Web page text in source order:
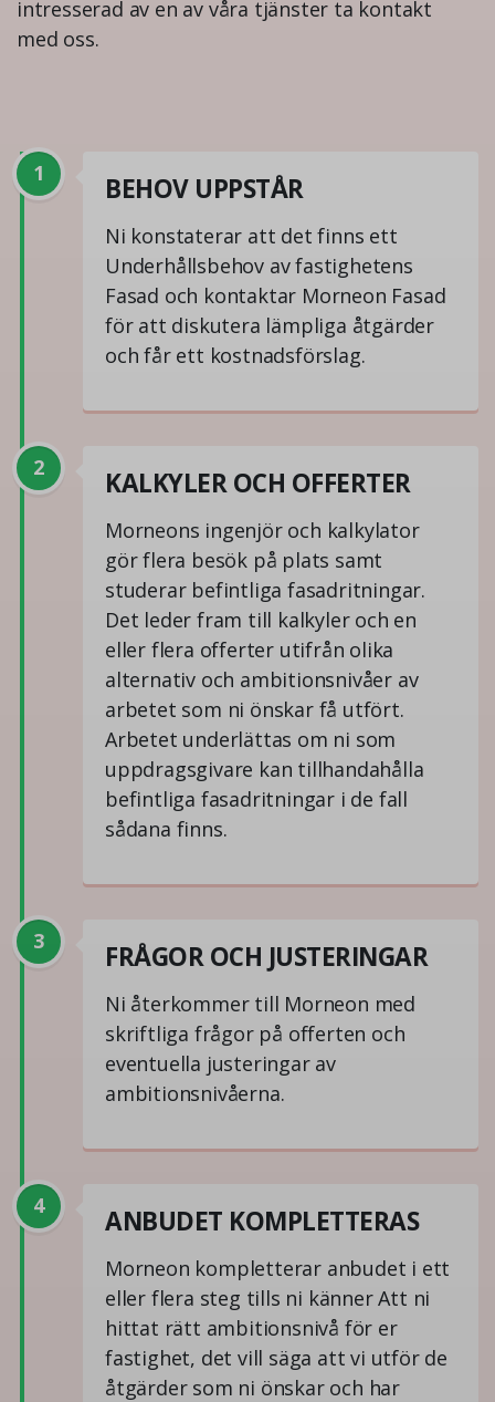
intresserad av en av våra tjänster ta kontakt
med oss.
1 BEHOV UPPSTÅR
Ni konstaterar att det finns ett
Underhållsbehov av fastighetens
Fasad och kontaktar Morneon Fasad
för att diskutera lämpliga åtgärder
och får ett kostnadsförslag.
2 KALKYLER OCH OFFERTER
Morneons ingenjör och kalkylator
gör flera besök på plats samt
studerar befintliga fasadritningar.
Det leder fram till kalkyler och en
eller flera offerter utifrån olika
alternativ och ambitionsnivåer av
arbetet som ni önskar få utfört.
Arbetet underlättas om ni som
uppdragsgivare kan tillhandahålla
befintliga fasadritningar i de fall
sådana finns.
3 FRÅGOR OCH JUSTERINGAR
Ni återkommer till Morneon med
skriftliga frågor på offerten och
eventuella justeringar av
ambitionsnivåerna.
4 ANBUDET KOMPLETTERAS
Morneon kompletterar anbudet i ett
eller flera steg tills ni känner Att ni
hittat rätt ambitionsnivå för er
fastighet, det vill säga att vi utför de
åtgärder som ni önskar och har